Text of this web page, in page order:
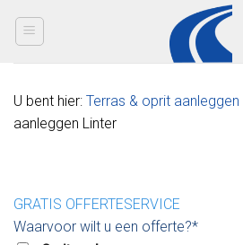
U bent hier: Terras & oprit aanleggen
aanleggen Linter
GRATIS OFFERTESERVICE
Waarvoor wilt u een offerte?*